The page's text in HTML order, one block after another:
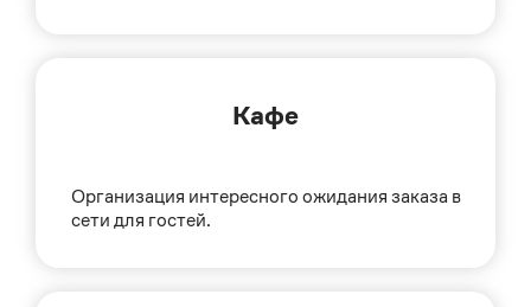
Кафе
Организация интересного ожидания заказа в
сети для гостей.